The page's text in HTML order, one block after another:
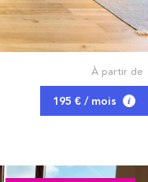
À partir de
195 € / mois